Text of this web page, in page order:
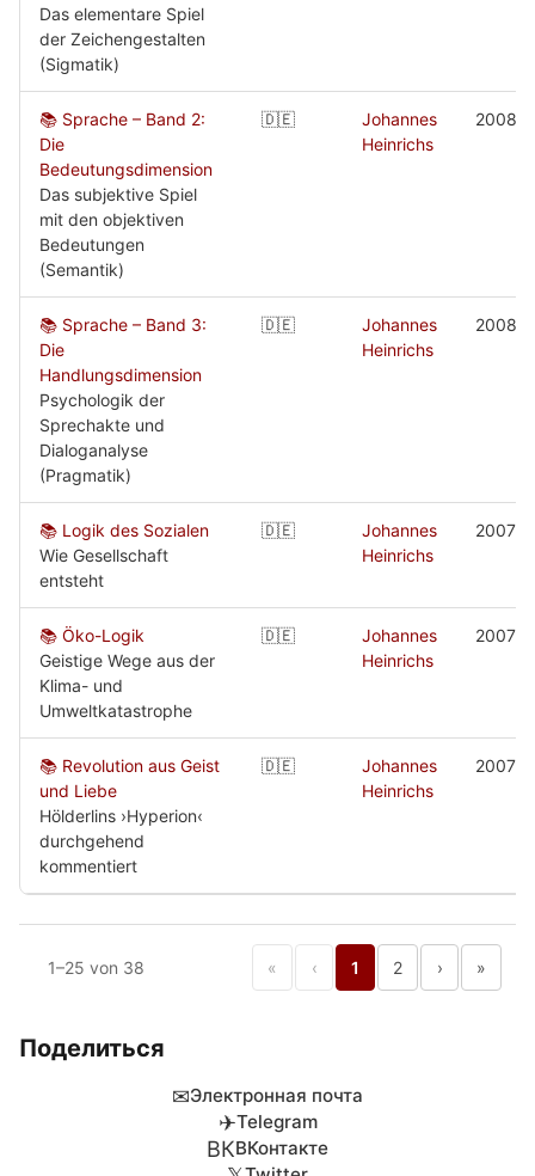
Das elementare Spiel
der Zeichengestalten
(Sigmatik)
📚 Sprache – Band 2:
Die
Bedeutungsdimension
Das subjektive Spiel
mit den objektiven
Bedeutungen
(Semantik)
🇩🇪
Johannes
Heinrichs
2008
📚 Sprache – Band 3:
Die
Handlungsdimension
Psychologik der
Sprechakte und
Dialoganalyse
(Pragmatik)
🇩🇪
Johannes
Heinrichs
2008
📚 Logik des Sozialen
Wie Gesellschaft
entsteht
🇩🇪
Johannes
Heinrichs
2007
📚 Öko-Logik
Geistige Wege aus der
Klima- und
Umweltkatastrophe
🇩🇪
Johannes
Heinrichs
2007
📚 Revolution aus Geist
und Liebe
Hölderlins ›Hyperion‹
durchgehend
kommentiert
🇩🇪
Johannes
Heinrichs
2007
1–25 von 38 « ‹ 1 2 › »
Поделиться
✉Электронная почта
✈Telegram
ВКВКонтакте